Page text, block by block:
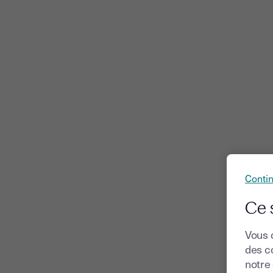
Ce
Vous
des
notre